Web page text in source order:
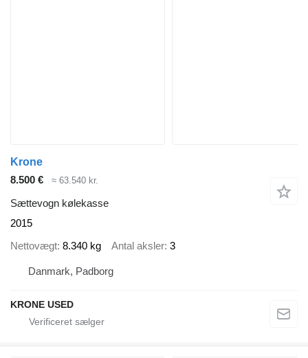
Krone
8.500 €
≈ 63.540 kr.
Sættevogn kølekasse
2015
Nettovægt 8.340 kg Antal aksler 3
Danmark, Padborg
KRONE USED